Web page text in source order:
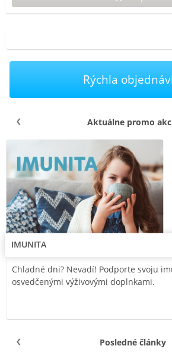
Rýchla
Aktuálne promo
IMUNITA
Chladné dni? Nevadí! Podporte svoju
osvedčenými výživovými doplnkami.
Posledné články